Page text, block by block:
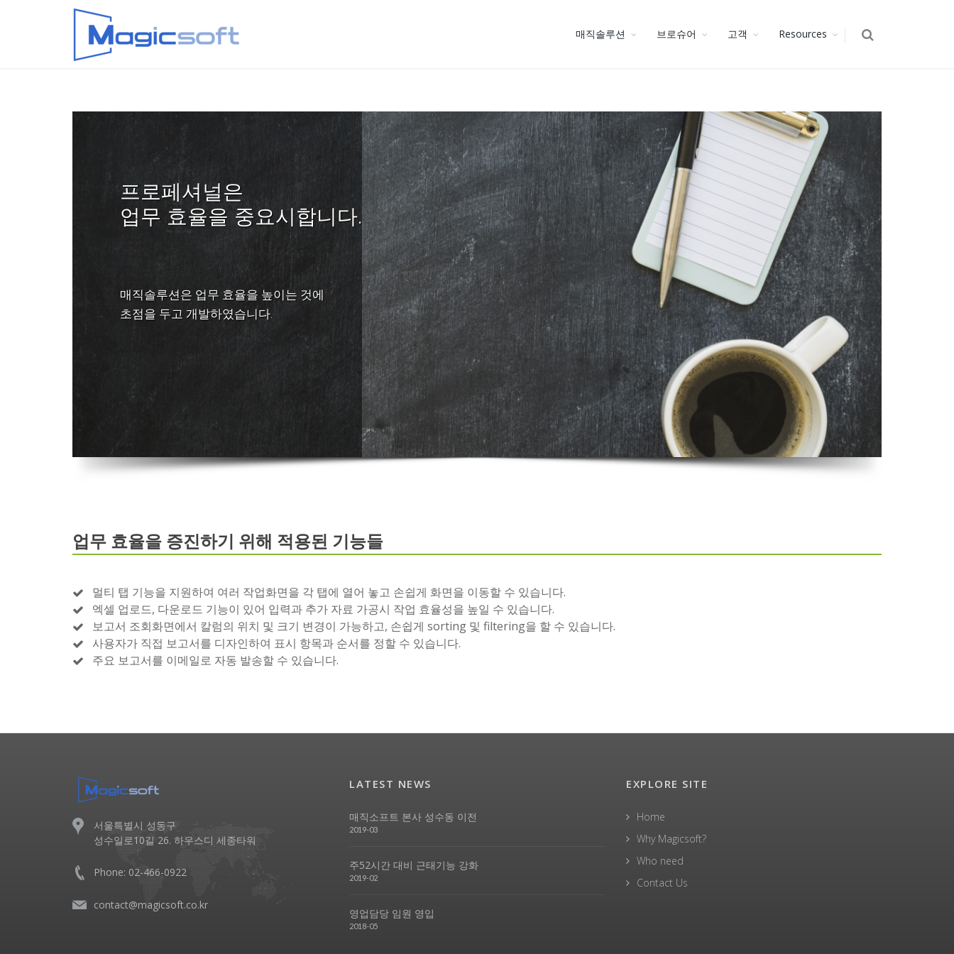
매직솔루션 브로슈어 고객 Resources
프로페셔널은
업무 효율을 중요시합니다.
매직솔루션은 업무 효율을 높이는 것에
초점을 두고 개발하였습니다.
업무 효율을 증진하기 위해 적용된 기능들
멀티 탭 기능을 지원하여 여러 작업화면을 각 탭에 열어 놓고 손쉽게 화면을 이동할 수 있습니다.
엑셀 업로드, 다운로드 기능이 있어 입력과 추가 자료 가공시 작업 효율성을 높일 수 있습니다.
보고서 조회화면에서 칼럼의 위치 및 크기 변경이 가능하고, 손쉽게 sorting 및 filtering을 할 수 있습니다.
사용자가 직접 보고서를 디자인하여 표시 항목과 순서를 정할 수 있습니다.
주요 보고서를 이메일로 자동 발송할 수 있습니다.
서울특별시 성동구
성수일로10길 26. 하우스디 세종타워
Phone: 02-466-0922
contact@magicsoft.co.kr
LATEST NEWS
매직소프트 본사 성수동 이전
2019-03
주52시간 대비 근태기능 강화
2019-02
영업담당 임원 영입
2018-05
EXPLORE SITE
Home
Why Magicsoft?
Who need
Contact Us